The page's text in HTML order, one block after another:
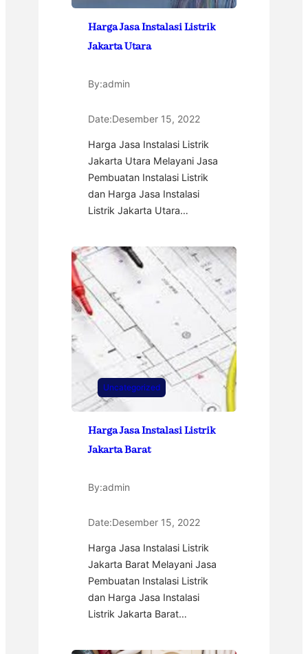
Harga Jasa Instalasi Listrik
Jakarta Utara
By:admin
Date:Desember 15, 2022
Harga Jasa Instalasi Listrik
Jakarta Utara Melayani Jasa
Pembuatan Instalasi Listrik
dan Harga Jasa Instalasi
Listrik Jakarta Utara…
Uncategorized
Harga Jasa Instalasi Listrik
Jakarta Barat
By:admin
Date:Desember 15, 2022
Harga Jasa Instalasi Listrik
Jakarta Barat Melayani Jasa
Pembuatan Instalasi Listrik
dan Harga Jasa Instalasi
Listrik Jakarta Barat…